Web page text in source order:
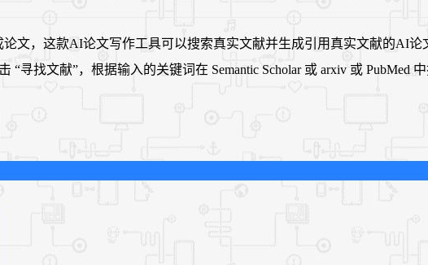
文，这款AI论文写作工具可以搜索真实文献并生成引用真实文献的AI论
找文献”，根据输入的关键词在 Semantic Scholar 或 arxiv 或 PubMed